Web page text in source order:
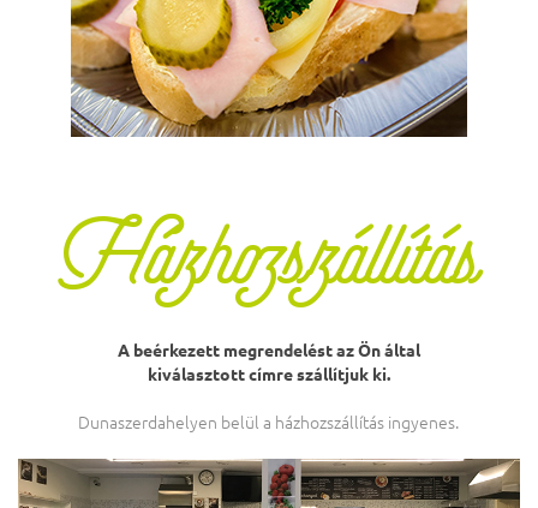
Házhozszállítás
A beérkezett megrendelést az Ön által
kiválasztott címre szállítjuk ki.
Dunaszerdahelyen belül a házhozszállítás ingyenes.